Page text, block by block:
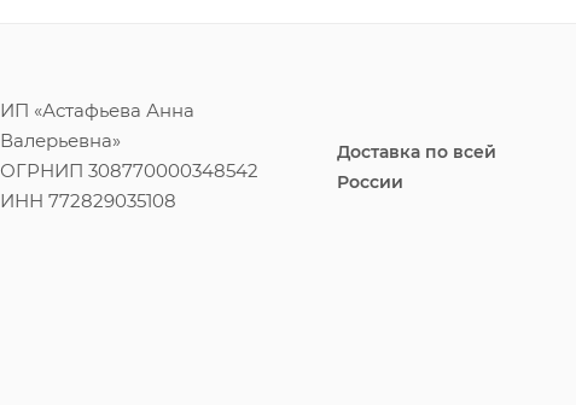
ИП «Астафьева Анна
Валерьевна»
ОГРНИП 308770000348542
ИНН 772829035108
Доставка по всей
России